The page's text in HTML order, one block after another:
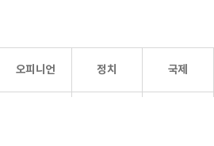
오피니언 정치 국제